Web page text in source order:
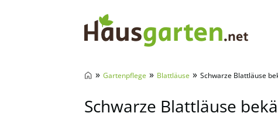
» Gartenpflege » Blattläuse » Schwarze Blattläuse
Schwarze Blattläuse